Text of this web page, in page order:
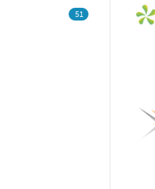
51